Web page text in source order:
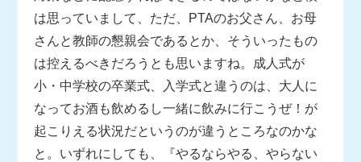
は思っていまして、ただ、PTAのお父さん、お母
さんと教師の懇親会であるとか、そういったもの
は控えるべきだろうとも思いますね。成人式が
小・中学校の卒業式、入学式と違うのは、大人に
なってお酒も飲めるし一緒に飲みに行こうぜ！が
起こりえる状況だというのが違うところなのかな
と。いずれにしても、『やるならやる、やらない